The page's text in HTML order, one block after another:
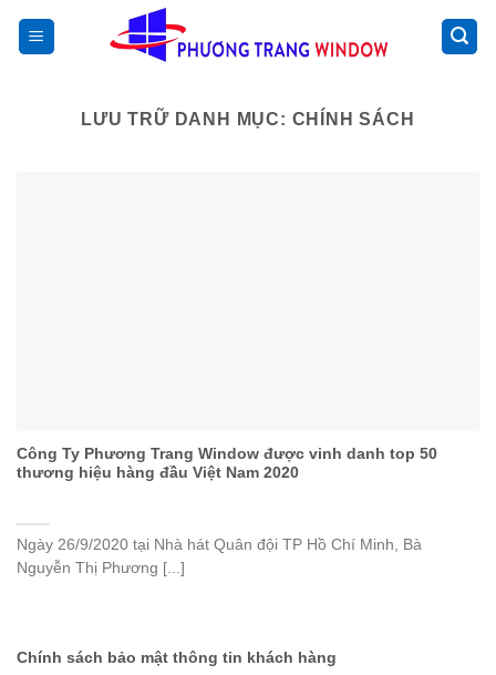
đến
LƯU TRỮ DANH MỤC: CHÍNH SÁCH
Công Ty Phương Trang Window được vinh danh top 50
thương hiệu hàng đầu Việt Nam 2020
Ngày 26/9/2020 tại Nhà hát Quân đội TP Hồ Chí Minh, Bà
Nguyễn Thị Phương [...]
Chính sách bảo mật thông tin khách hàng